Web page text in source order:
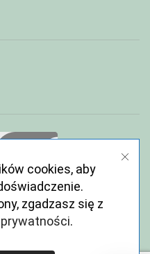
cookies, aby
zgadzasz się z
.